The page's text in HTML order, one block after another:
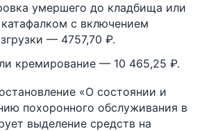
умершего до кладбища или
с включением
— 4757,70 ₽.
кремирование — 10 465,25 ₽.
«О состоянии и
похоронного обслуживания в
выделение средств на